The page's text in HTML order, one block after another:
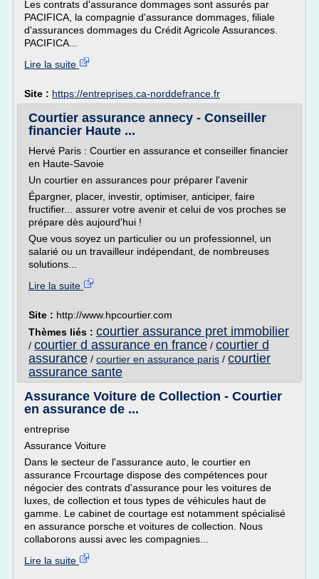
Les contrats d'assurance dommages sont assurés par
PACIFICA, la compagnie d'assurance dommages, filiale
d'assurances dommages du Crédit Agricole Assurances.
PACIFICA...
Lire la suite
Site : https://entreprises.ca-norddefrance.fr
Courtier assurance annecy - Conseiller
financier Haute ...
Hervé Paris : Courtier en assurance et conseiller financier
en Haute-Savoie
Un courtier en assurances pour préparer l'avenir
Épargner, placer, investir, optimiser, anticiper, faire
fructifier... assurer votre avenir et celui de vos proches se
prépare dès aujourd'hui !
Que vous soyez un particulier ou un professionnel, un
salarié ou un travailleur indépendant, de nombreuses
solutions...
Lire la suite
Site : http://www.hpcourtier.com
Thèmes liés : courtier assurance pret immobilier
/ courtier d assurance en france / courtier d
assurance / courtier en assurance paris / courtier
assurance sante
Assurance Voiture de Collection - Courtier
en assurance de ...
entreprise
Assurance Voiture
Dans le secteur de l'assurance auto, le courtier en
assurance Frcourtage dispose des compétences pour
négocier des contrats d'assurance pour les voitures de
luxes, de collection et tous types de véhicules haut de
gamme. Le cabinet de courtage est notamment spécialisé
en assurance porsche et voitures de collection. Nous
collaborons aussi avec les compagnies...
Lire la suite